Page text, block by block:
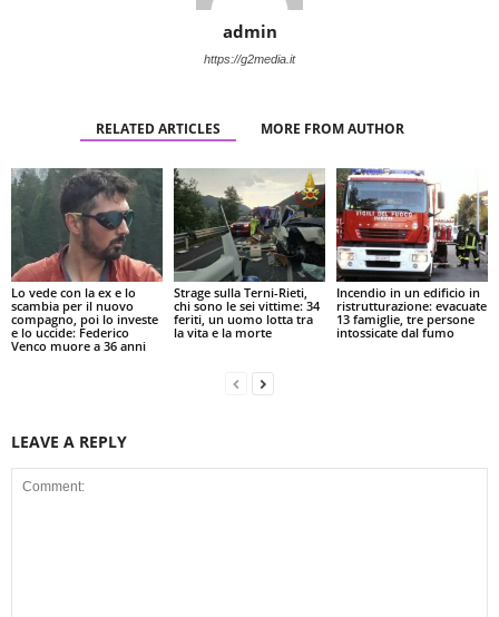
admin
https://g2media.it
RELATED ARTICLES MORE FROM AUTHOR
Lo vede con la ex e lo
scambia per il nuovo
compagno, poi lo investe
e lo uccide: Federico
Venco muore a 36 anni
Strage sulla Terni-Rieti,
chi sono le sei vittime: 34
feriti, un uomo lotta tra
la vita e la morte
Incendio in un edificio in
ristrutturazione: evacuate
13 famiglie, tre persone
intossicate dal fumo
LEAVE A REPLY